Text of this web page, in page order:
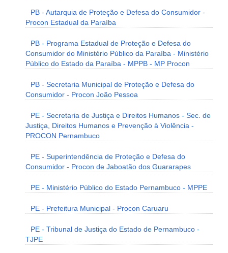
PB - Autarquia de Proteção e Defesa do Consumidor -
Procon Estadual da Paraíba
PB - Programa Estadual de Proteção e Defesa do
Consumidor do Ministério Público da Paraíba - Ministério
Público do Estado da Paraíba - MPPB - MP Procon
PB - Secretaria Municipal de Proteção e Defesa do
Consumidor - Procon João Pessoa
PE - Secretaria de Justiça e Direitos Humanos - Sec. de
Justiça, Direitos Humanos e Prevenção à Violência -
PROCON Pernambuco
PE - Superintendência de Proteção e Defesa do
Consumidor - Procon de Jaboatão dos Guararapes
PE - Ministério Público do Estado Pernambuco - MPPE
PE - Prefeitura Municipal - Procon Caruaru
PE - Tribunal de Justiça do Estado de Pernambuco -
TJPE